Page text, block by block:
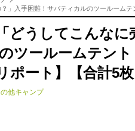
」入手困難！サバティカルのツールーム
どうしてこんなに
ツールームテン
ポート】【合計5枚
他キャンプ